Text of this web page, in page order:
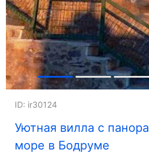
Уютная вилла с
море в Бодруме
ID: ir30124